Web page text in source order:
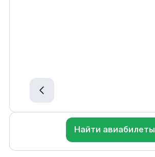
Найти авиабилеты